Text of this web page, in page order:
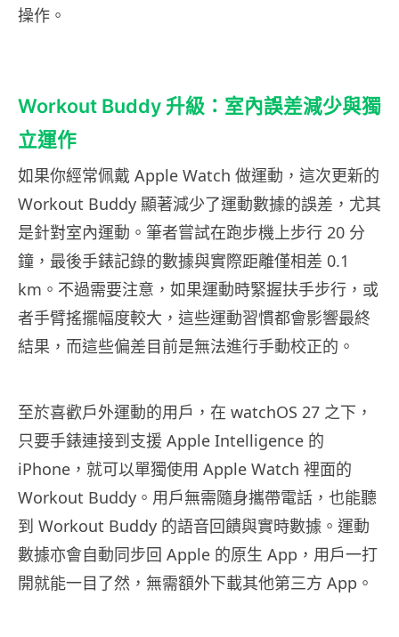
操作。
Workout Buddy 升級：室內誤差減少與獨
立運作
如果你經常佩戴 Apple Watch 做運動，這次更新的
Workout Buddy 顯著減少了運動數據的誤差，尤其
是針對室內運動。筆者嘗試在跑步機上步行 20 分
鐘，最後手錶記錄的數據與實際距離僅相差 0.1
km。不過需要注意，如果運動時緊握扶手步行，或
者手臂搖擺幅度較大，這些運動習慣都會影響最終
結果，而這些偏差目前是無法進行手動校正的。
至於喜歡戶外運動的用戶，在 watchOS 27 之下，
只要手錶連接到支援 Apple Intelligence 的
iPhone，就可以單獨使用 Apple Watch 裡面的
Workout Buddy。用戶無需隨身攜帶電話，也能聽
到 Workout Buddy 的語音回饋與實時數據。運動
數據亦會自動同步回 Apple 的原生 App，用戶一打
開就能一目了然，無需額外下載其他第三方 App。